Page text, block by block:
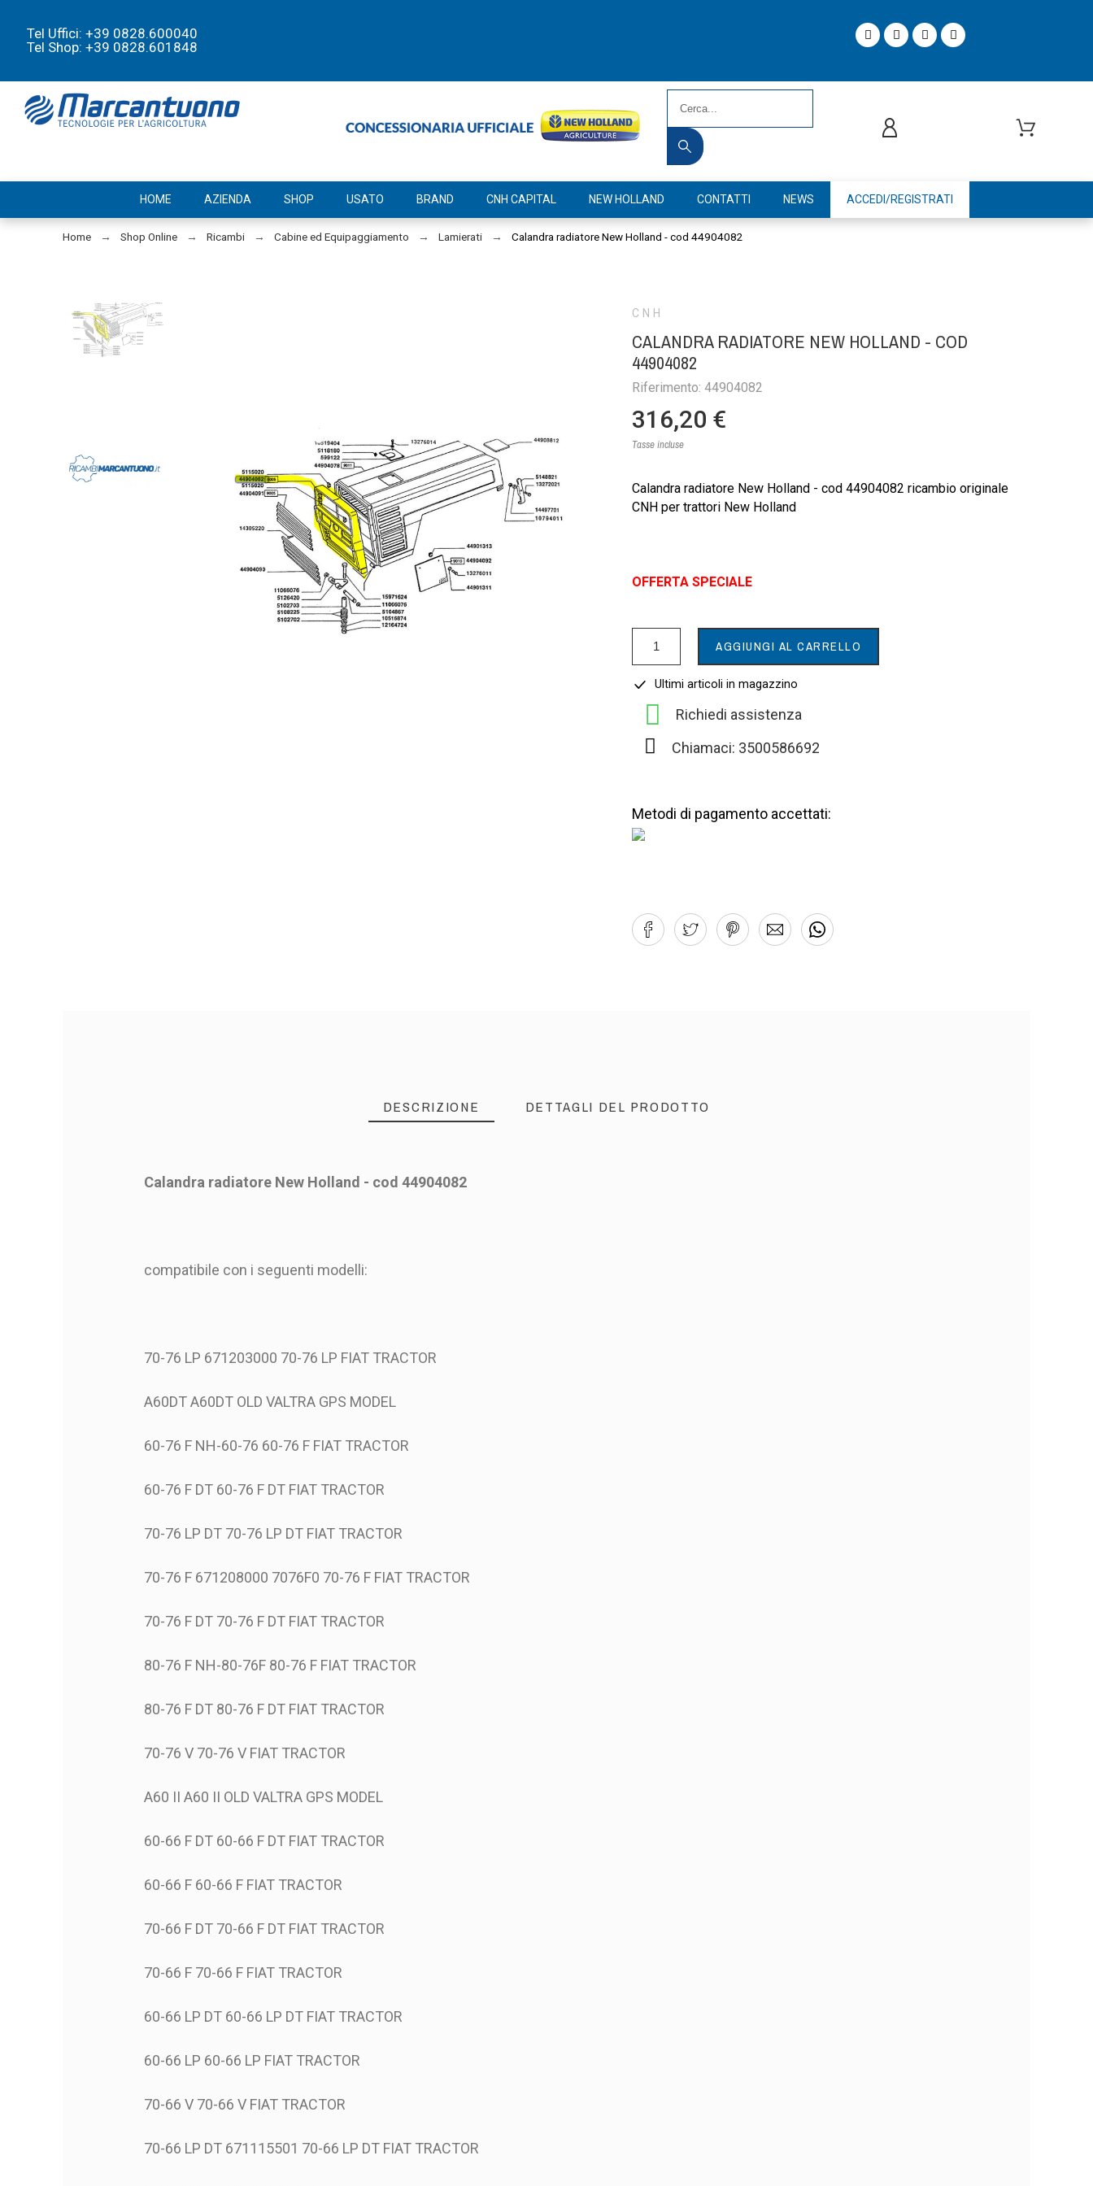
Tel Uffici: +39 0828.600040
Tel Shop: +39 0828.601848
HOME AZIENDA SHOP USATO BRAND CNH CAPITAL NEW HOLLAND CONTATTI NEWS ACCEDI/REGISTRATI
Home Shop Online Ricambi Cabine ed Equipaggiamento Lamierati Calandra radiatore New Holland - cod 44904082
CNH
CALANDRA RADIATORE NEW HOLLAND - COD
44904082
Riferimento: 44904082
316,20 €
Tasse incluse
Calandra radiatore New Holland - cod 44904082 ricambio originale
CNH per trattori New Holland
OFFERTA SPECIALE
AGGIUNGI AL CARRELLO
Ultimi articoli in magazzino
Richiedi assistenza
Chiamaci: 3500586692
Metodi di pagamento accettati:
DESCRIZIONE DETTAGLI DEL PRODOTTO
Calandra radiatore New Holland - cod 44904082
compatibile con i seguenti modelli:
70-76 LP 671203000 70-76 LP FIAT TRACTOR
A60DT A60DT OLD VALTRA GPS MODEL
60-76 F NH-60-76 60-76 F FIAT TRACTOR
60-76 F DT 60-76 F DT FIAT TRACTOR
70-76 LP DT 70-76 LP DT FIAT TRACTOR
70-76 F 671208000 7076F0 70-76 F FIAT TRACTOR
70-76 F DT 70-76 F DT FIAT TRACTOR
80-76 F NH-80-76F 80-76 F FIAT TRACTOR
80-76 F DT 80-76 F DT FIAT TRACTOR
70-76 V 70-76 V FIAT TRACTOR
A60 II A60 II OLD VALTRA GPS MODEL
60-66 F DT 60-66 F DT FIAT TRACTOR
60-66 F 60-66 F FIAT TRACTOR
70-66 F DT 70-66 F DT FIAT TRACTOR
70-66 F 70-66 F FIAT TRACTOR
60-66 LP DT 60-66 LP DT FIAT TRACTOR
60-66 LP 60-66 LP FIAT TRACTOR
70-66 V 70-66 V FIAT TRACTOR
70-66 LP DT 671115501 70-66 LP DT FIAT TRACTOR